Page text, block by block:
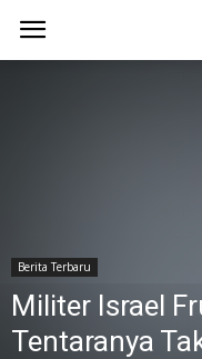
Berita Terbaru
Militer Israel
Tentaranya